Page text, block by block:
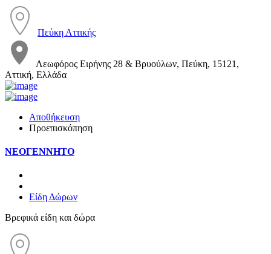
Πεύκη Αττικής
Λεωφόρος Ειρήνης 28 & Βρυούλων, Πεύκη, 15121,
Αττική, Ελλάδα
Αποθήκευση
Προεπισκόπηση
ΝΕΟΓΕΝΝΗΤΟ
Είδη Δώρων
Βρεφικά είδη και δώρα